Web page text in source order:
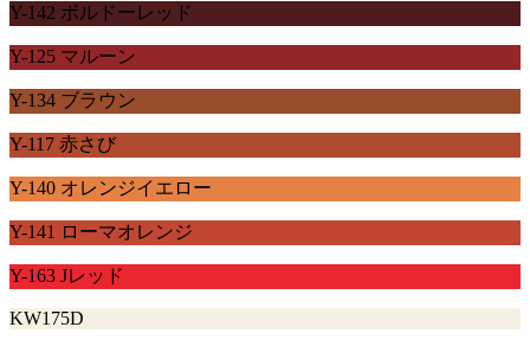
Y-142 ボルドーレッド
Y-125 マルーン
Y-134 ブラウン
Y-117 赤さび
Y-140 オレンジイエロー
Y-141 ローマオレンジ
Y-163 Jレッド
KW175D